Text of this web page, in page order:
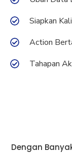
Siapkan
Action
Tahapan
Dengan